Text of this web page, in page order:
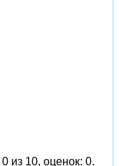
0 из 10, оценок: 0.